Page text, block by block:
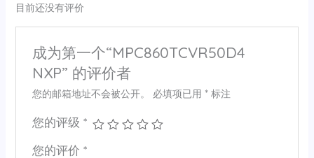
目前还没有评价
成为第一个“MPC860TCVR50D4
NXP” 的评价者
您的邮箱地址不会被公开。 必填项已用 *标注
您的评级 *
您的评价 *